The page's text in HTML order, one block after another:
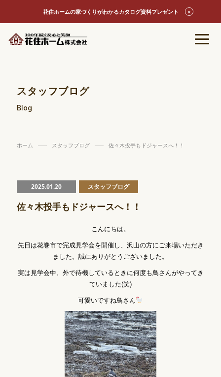
花住ホームの家づくりがわかるカタログ資料プレゼント
スタッフブログ
Blog
ホーム スタッフブログ 佐々木投手もドジャースへ！！
2025.01.20 スタッフブログ
佐々木投手もドジャースへ！！
こんにちは。
先日は花巻市で完成見学会を開催し、沢山の方にご来場いただき
ました。 誠にありがとうございました。
実は見学会中、外で待機しているときに何度も鳥さんがやってき
ていました(笑)
可愛いですね鳥さん